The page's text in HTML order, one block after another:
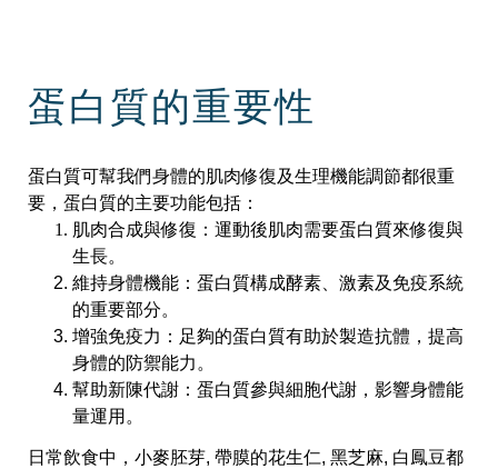
蛋白質的重要性
蛋白質可幫我們身體的肌肉修復及生理機能調節都很重
要，蛋白質的主要功能包括：
肌肉合成與修復：運動後肌肉需要蛋白質來修復與
生長。
維持身體機能：蛋白質構成酵素、激素及免疫系統
的重要部分。
增強免疫力：足夠的蛋白質有助於製造抗體，提高
身體的防禦能力。
幫助新陳代謝：蛋白質參與細胞代謝，影響身體能
量運用。
日常飲食中，小麥胚芽, 帶膜的花生仁, 黑芝麻, 白鳳豆都